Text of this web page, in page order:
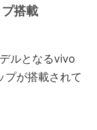
搭載
ルとなるvivo
プが搭載されて